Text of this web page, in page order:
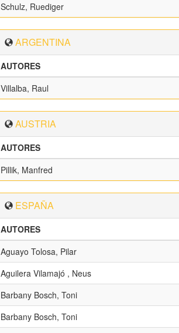
Schulz, Ruediger
ARGENTINA
AUTORES
Villalba, Raul
AUSTRIA
AUTORES
Pillik, Manfred
ESPAÑA
AUTORES
Aguayo Tolosa, Pilar
Aguilera Vilamajó , Neus
Barbany Bosch, Toni
Barbany Bosch, Toni